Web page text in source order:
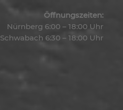
Öffnungszeiten:
Nürnberg 6:00 – 18:00 Uhr
Schwabach 6:30 – 18:00 Uhr